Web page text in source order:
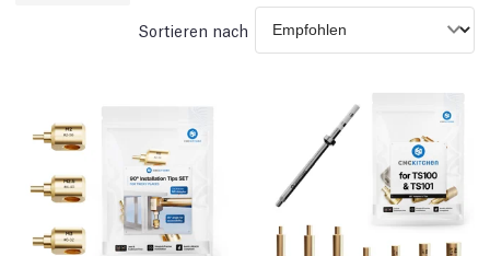
Sortieren nach